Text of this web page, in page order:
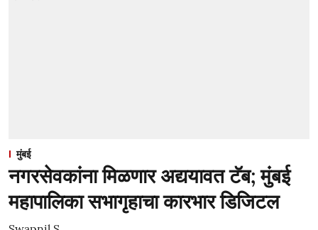
मुंबई
नगरसेवकांना मिळणार अद्ययावत टॅब; मुंबई
महापालिका सभागृहाचा कारभार डिजिटल